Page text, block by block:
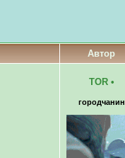
Автор
TOR •
городчанин